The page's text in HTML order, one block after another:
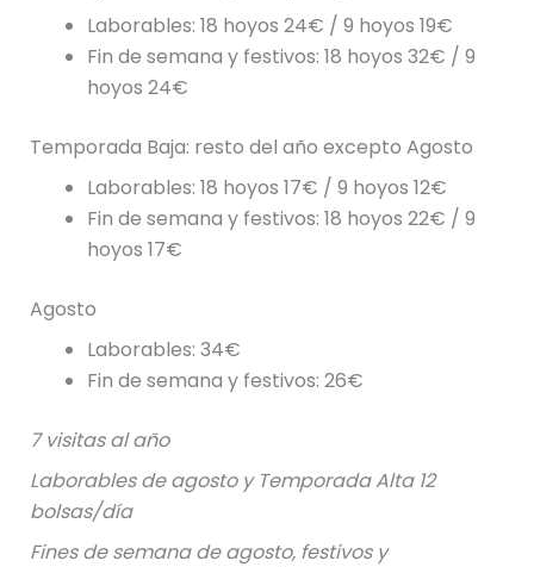
Laborables: 18 hoyos 24€ / 9 hoyos 19€
Fin de semana y festivos: 18 hoyos 32€ / 9
hoyos 24€
Temporada Baja: resto del año excepto Agosto
Laborables: 18 hoyos 17€ / 9 hoyos 12€
Fin de semana y festivos: 18 hoyos 22€ / 9
hoyos 17€
Agosto
Laborables: 34€
Fin de semana y festivos: 26€
7 visitas al año
Laborables de agosto y Temporada Alta 12
bolsas/día
Fines de semana de agosto, festivos y